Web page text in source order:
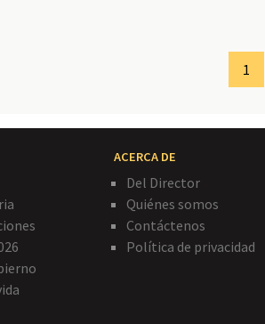
Page
1
ACERCA DE
Del Director
Quiénes somos
Contáctenos
Política de privacidad